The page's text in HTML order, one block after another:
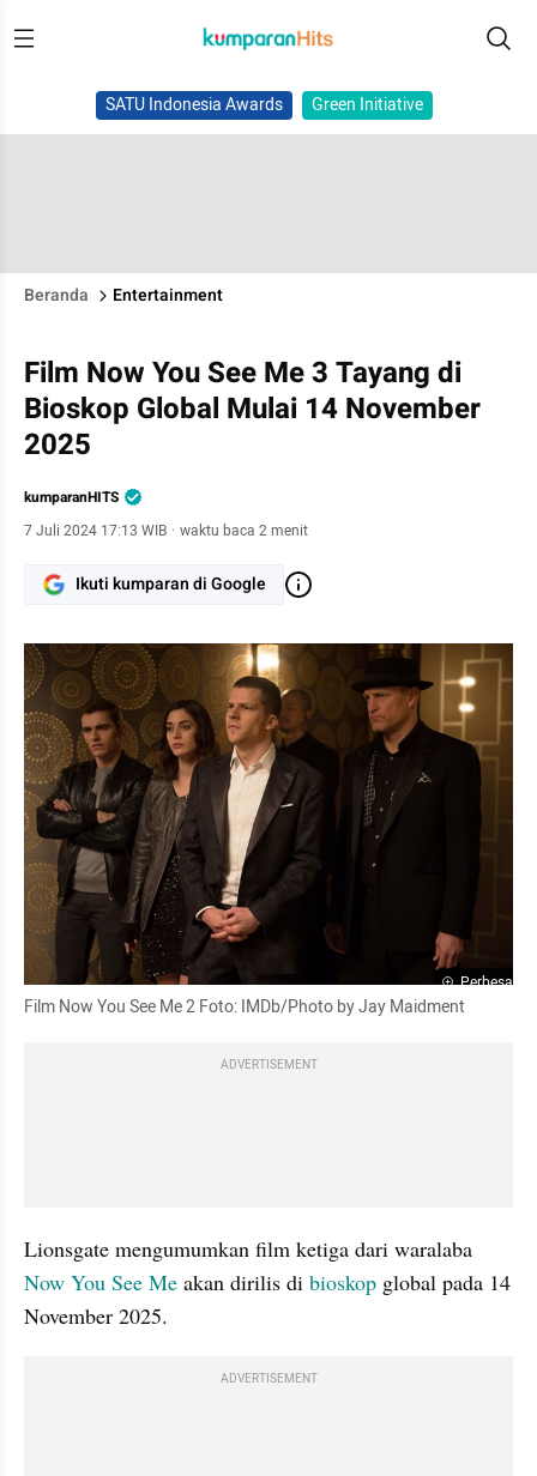
SATU Indonesia Awards Green Initiative
Beranda Entertainment
Film Now You See Me 3 Tayang di
Bioskop Global Mulai 14 November
2025
kumparanHITS
7 Juli 2024 17:13 WIB · waktu baca 2 menit
Ikuti kumparan di Google
Perbesar
Film Now You See Me 2 Foto: IMDb/Photo by Jay Maidment
ADVERTISEMENT
Lionsgate mengumumkan film ketiga dari waralaba
Now You See Me akan dirilis di bioskop global pada 14
November 2025.
ADVERTISEMENT